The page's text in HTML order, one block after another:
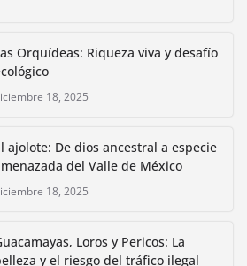
Orquídeas: Riqueza viva y desafío
18, 2025
ajolote: De dios ancestral a especie
del Valle de México
18, 2025
Loros y Pericos: La
y el riesgo del tráfico ilegal